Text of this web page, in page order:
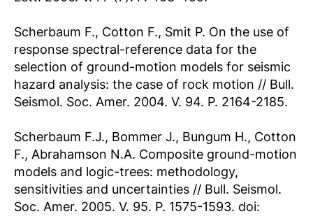
Scherbaum F., Cotton F., Smit P. On the use of
response spectral-reference data for the
selection of ground-motion models for seismic
hazard analysis: the case of rock motion // Bull.
Seismol. Soc. Amer. 2004. V. 94. P. 2164-2185.
Scherbaum F.J., Bommer J., Bungum H., Cotton
F., Abrahamson N.A. Composite ground-motion
models and logic-trees: methodology,
sensitivities and uncertainties // Bull. Seismol.
Soc. Amer. 2005. V. 95. P. 1575-1593. doi: